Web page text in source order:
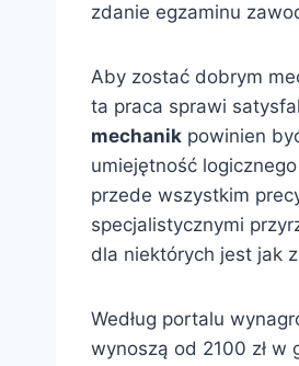
zdanie egzaminu
Aby zostać dobrym
ta praca sprawi
mechanik powinien
umiejętność
przede wszystkim
specjalistycznymi
dla niektórych jest jak
Według portalu
wynoszą od 2100 zł